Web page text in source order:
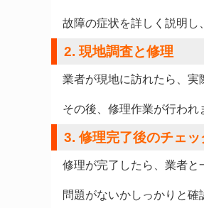
故障の症状を詳しく説明し
2. 現地調査と修理
業者が現地に訪れたら、実
その後、修理作業が行われ
3. 修理完了後のチェッ
修理が完了したら、業者と
問題がないかしっかりと確